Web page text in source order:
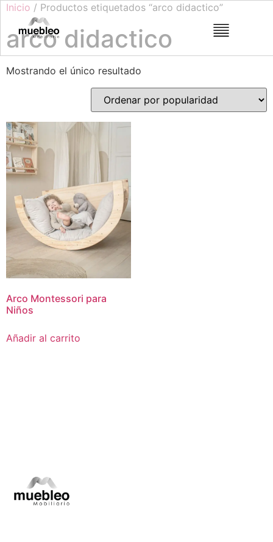
Inicio / Productos etiquetados “arco didactico”
arco didactico
Mostrando el único resultado
Arco Montessori para
Niños
Añadir al carrito